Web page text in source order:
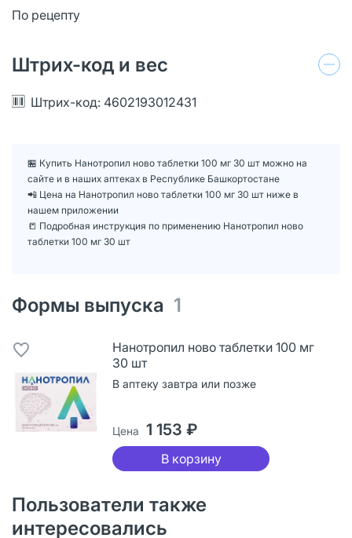
По рецепту
Штрих-код и вес
Штрих-код: 4602193012431
🏪 Купить Нанотропил ново таблетки 100 мг 30 шт можно на
сайте и в наших аптеках в Республике Башкортостане
📲 Цена на Нанотропил ново таблетки 100 мг 30 шт ниже в
нашем приложении
📒 Подробная инструкция по применению Нанотропил ново
таблетки 100 мг 30 шт
Формы выпуска 1
Нанотропил ново таблетки 100 мг
30 шт
В аптеку завтра или позже
Цена 1 153 ₽
В корзину
Пользователи также
интересовались